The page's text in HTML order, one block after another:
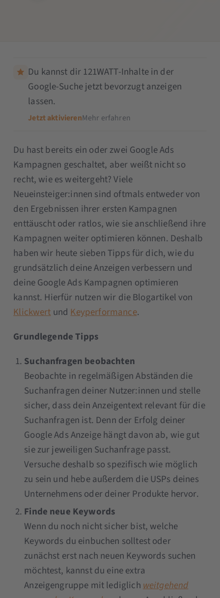
Du kannst dir 121WATT-Inhalte in der
Google-Suche jetzt bevorzugt anzeigen
lassen.
Jetzt aktivierenMehr erfahren
Du hast bereits ein oder zwei Google Ads
Kampagnen geschaltet, aber weißt nicht so
recht, wie es weitergeht? Viele
Neueinsteiger:innen sind oftmals entweder von
den Ergebnissen ihrer ersten Kampagnen
enttäuscht oder ratlos, wie sie anschließend ihre
Kampagnen weiter optimieren können. Deshalb
haben wir heute sieben Tipps für dich, wie du
grundsätzlich deine Anzeigen verbessern und
deine Google Ads Kampagnen optimieren
kannst. Hierfür nutzen wir die Blogartikel von
KlickwertundKeyperformance.
Grundlegende Tipps
Suchanfragen beobachten
Beobachte in regelmäßigen Abständen die
Suchanfragen deiner Nutzer:innen und stelle
sicher, dass dein Anzeigentext relevant für die
Suchanfragen ist. Denn der Erfolg deiner
Google Ads Anzeige hängt davon ab, wie gut
sie zur jeweiligen Suchanfrage passt.
Versuche deshalb so spezifisch wie möglich
zu sein und hebe außerdem die USPs deines
Unternehmens oder deiner Produkte hervor.
Finde neue Keywords
Wenn du noch nicht sicher bist, welche
Keywords du einbuchen solltest oder
zunächst erst nach neuen Keywords suchen
möchtest, kannst du eine extra
Anzeigengruppe mit lediglichweitgehend